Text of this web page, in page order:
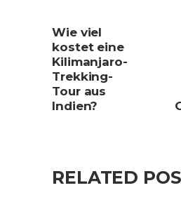
Wie viel
kostet eine
Kilimanjaro-
Trekking-
Tour aus
Indien?
RELATED